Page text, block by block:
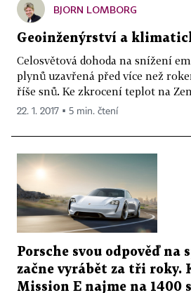
BJORN LOMBORG
Geoinženýrství a
Celosvětová dohoda na snížení
plynů uzavřená před více než
říše snů. Ke zkrocení teplot na
22. 1. 2017 ▪ 5 min. čtení
Porsche svou odpověď na
začne vyrábět za tři roky.
Mission E najme na 1400